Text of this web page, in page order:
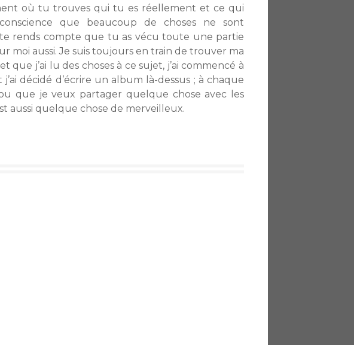
où tu trouves qui tu es réellement et ce qui
que beaucoup de choses ne sont
rends compte que tu as vécu toute une partie
moi aussi. Je suis toujours en train de trouver ma
que j’ai lu des choses à ce sujet, j’ai commencé à
décidé d’écrire un album là-dessus ; à chaque
que je veux partager quelque chose avec les
aussi quelque chose de merveilleux.